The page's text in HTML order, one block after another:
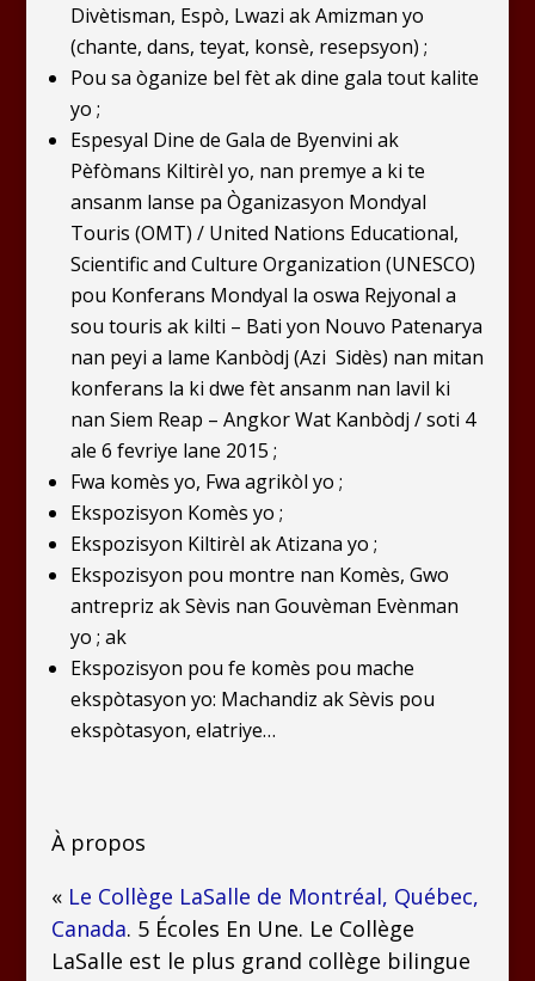
Divètisman, Espò, Lwazi ak Amizman yo
(chante, dans, teyat, konsè, resepsyon) ;
Pou sa òganize bel fèt ak dine gala tout kalite
yo ;
Espesyal Dine de Gala de Byenvini ak
Pèfòmans Kiltirèl yo, nan premye a ki te
ansanm lanse pa Òganizasyon Mondyal
Touris (OMT) / United Nations Educational,
Scientific and Culture Organization (UNESCO)
pou Konferans Mondyal la oswa Rejyonal a
sou touris ak kilti – Bati yon Nouvo Patenarya
nan peyi a lame Kanbòdj (Azi Sidès) nan mitan
konferans la ki dwe fèt ansanm nan lavil ki
nan Siem Reap – Angkor Wat Kanbòdj / soti 4
ale 6 fevriye lane 2015 ;
Fwa komès yo, Fwa agrikòl yo ;
Ekspozisyon Komès yo ;
Ekspozisyon Kiltirèl ak Atizana yo ;
Ekspozisyon pou montre nan Komès, Gwo
antrepriz ak Sèvis nan Gouvèman Evènman
yo ; ak
Ekspozisyon pou fe komès pou mache
ekspòtasyon yo: Machandiz ak Sèvis pou
ekspòtasyon, elatriye…
À propos
« Le Collège LaSalle de Montréal, Québec,
Canada. 5 Écoles En Une. Le Collège
LaSalle est le plus grand collège bilingue